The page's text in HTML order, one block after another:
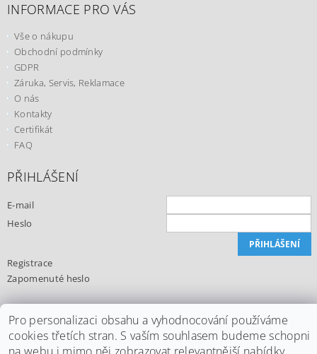
INFORMACE PRO VÁS
Vše o nákupu
Obchodní podmínky
GDPR
Záruka, Servis, Reklamace
O nás
Kontakty
Certifikát
FAQ
PŘIHLÁŠENÍ
E-mail
Heslo
Registrace
Zapomenuté heslo
Upravit nastavení cookies
Pro personalizaci obsahu a vyhodnocování používáme
cookies třetích stran. S vaším souhlasem budeme schopni